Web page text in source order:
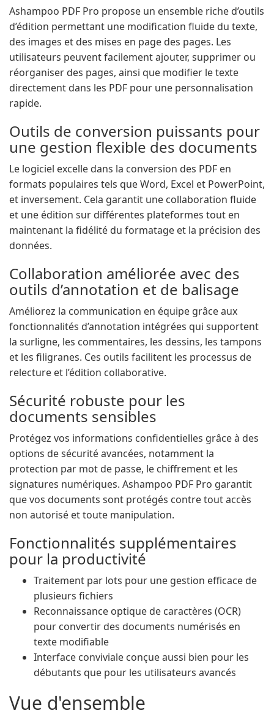
Ashampoo PDF Pro propose un ensemble riche d’outils
d’édition permettant une modification fluide du texte,
des images et des mises en page des pages. Les
utilisateurs peuvent facilement ajouter, supprimer ou
réorganiser des pages, ainsi que modifier le texte
directement dans les PDF pour une personnalisation
rapide.
Outils de conversion puissants pour
une gestion flexible des documents
Le logiciel excelle dans la conversion des PDF en
formats populaires tels que Word, Excel et PowerPoint,
et inversement. Cela garantit une collaboration fluide
et une édition sur différentes plateformes tout en
maintenant la fidélité du formatage et la précision des
données.
Collaboration améliorée avec des
outils d’annotation et de balisage
Améliorez la communication en équipe grâce aux
fonctionnalités d’annotation intégrées qui supportent
la surligne, les commentaires, les dessins, les tampons
et les filigranes. Ces outils facilitent les processus de
relecture et l’édition collaborative.
Sécurité robuste pour les
documents sensibles
Protégez vos informations confidentielles grâce à des
options de sécurité avancées, notamment la
protection par mot de passe, le chiffrement et les
signatures numériques. Ashampoo PDF Pro garantit
que vos documents sont protégés contre tout accès
non autorisé et toute manipulation.
Fonctionnalités supplémentaires
pour la productivité
Traitement par lots pour une gestion efficace de
plusieurs fichiers
Reconnaissance optique de caractères (OCR)
pour convertir des documents numérisés en
texte modifiable
Interface conviviale conçue aussi bien pour les
débutants que pour les utilisateurs avancés
Vue d'ensemble